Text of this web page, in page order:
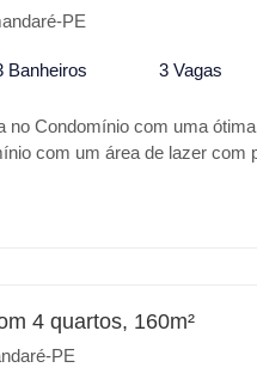
PE
Banheiros 3 Vagas
no Condomínio com uma
com um área de lazer com
para fazer uma outra casa ou
4 quartos, 160m²
PE